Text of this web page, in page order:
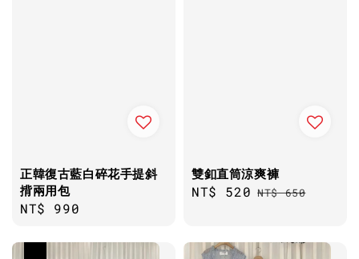
正韓復古藍白碎花手提斜
揹兩用包
Regular
NT$ 990
雙釦直筒涼爽褲
Sale
NT$ 520 Regular
NT$ 650